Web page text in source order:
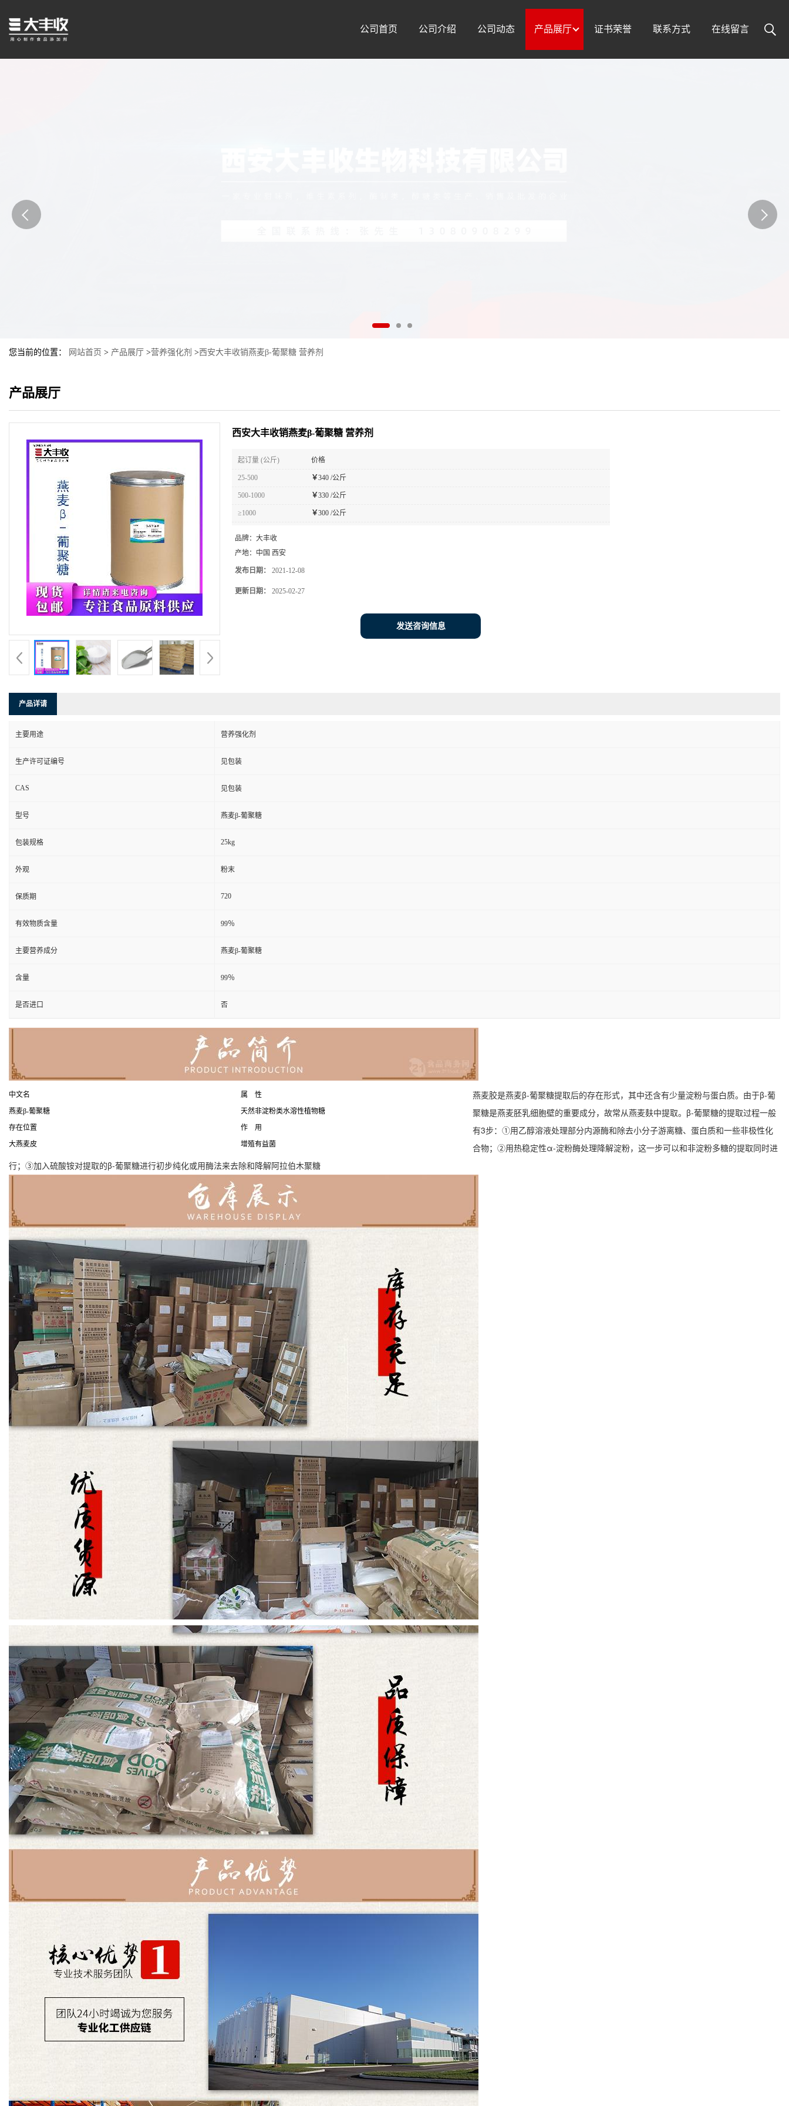
公司首页 公司介绍 公司动态 产品展厅 证书荣誉 联系方式 在线留言
您当前的位置： 网站首页 > 产品展厅 >营养强化剂 >西安大丰收销燕麦β-葡聚糖 营养剂
产品展厅
西安大丰收销燕麦β-葡聚糖 营养剂
起订量 (公斤) 价格
25-500 ￥340 /公斤
500-1000 ￥330 /公斤
≥1000 ￥300 /公斤
品牌： 大丰收
产地： 中国 西安
发布日期： 2021-12-08
更新日期： 2025-02-27
发送咨询信息
产品详请
主要用途 营养强化剂
生产许可证编号 见包装
CAS 见包装
型号 燕麦β-葡聚糖
包装规格 25kg
外观 粉末
保质期 720
有效物质含量 99％
主要营养成分 燕麦β-葡聚糖
含量 99％
是否进口 否
中文名
燕麦β-葡聚糖
存在位置
大燕麦皮
属 性
天然非淀粉类水溶性植物糖
作 用
增殖有益菌
燕麦胶是燕麦β-葡聚糖提取后的存在形式，其中还含有少量淀粉与蛋白质。由于β-葡
聚糖是燕麦胚乳细胞壁的重要成分，故常从燕麦麸中提取。β-葡聚糖的提取过程一般
有3步：①用乙醇溶液处理部分内源酶和除去小分子游离糖、蛋白质和一些非极性化
合物；②用热稳定性α-淀粉酶处理降解淀粉，这一步可以和非淀粉多糖的提取同时进
行；③加入硫酸铵对提取的β-葡聚糖进行初步纯化或用酶法来去除和降解阿拉伯木聚糖